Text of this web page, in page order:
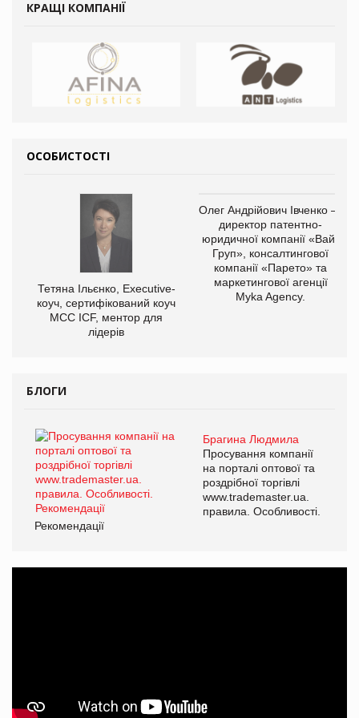
КРАЩІ КОМПАНІЇ
ОСОБИСТОСТІ
Тетяна Ільєнко, Executive-
коуч, сертифікований коуч
МСС ICF, ментор для
лідерів
Олег Андрійович Івченко —
директор патентно-
юридичної компанії «Вайз
Груп», консалтингової
компанії «Парето» та
маркетингової агенції
Myka Agency.
БЛОГИ
Брагина Людмила
Просування компанії
на порталі оптової та
роздрібної торгівлі
www.trademaster.ua.
правила. Особливості.
Рекомендації